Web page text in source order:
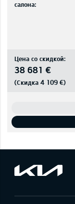
салона:
Цена со скидкой:
38 681 €
(Скидка 4 109 €)